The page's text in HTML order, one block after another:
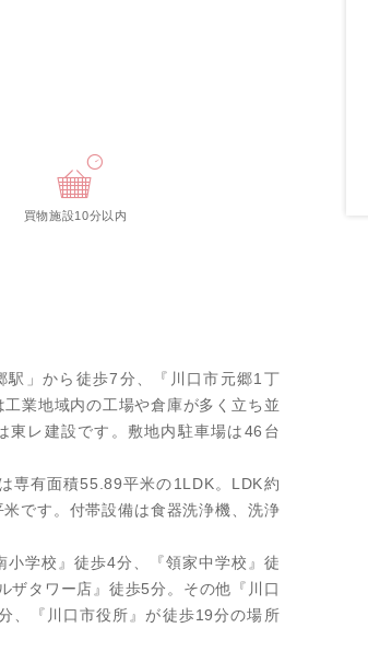
買物施設10分以内
駅」から徒歩7分、『川口市元郷1丁
業地域内の工場や倉庫が多く立ち並
東レ建設です。敷地内駐車場は46台
専有面積55.89平米の1LDK。LDK約
です。付帯設備は食器洗浄機、洗浄
学校』徒歩4分、『領家中学校』徒
タワー店』徒歩5分。その他『川口
、『川口市役所』が徒歩19分の場所